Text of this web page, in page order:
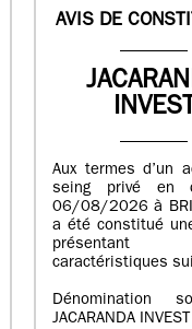
AVIS DE
INVEST
Aux termes d’un
seing privé en
06/08/2026 à
a été constitué
caractéristiques
Dénomination
JACARANDA INVEST